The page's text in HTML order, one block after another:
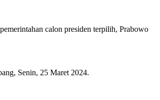
calon presiden terpilih, Prabowo
Senin, 25 Maret 2024.